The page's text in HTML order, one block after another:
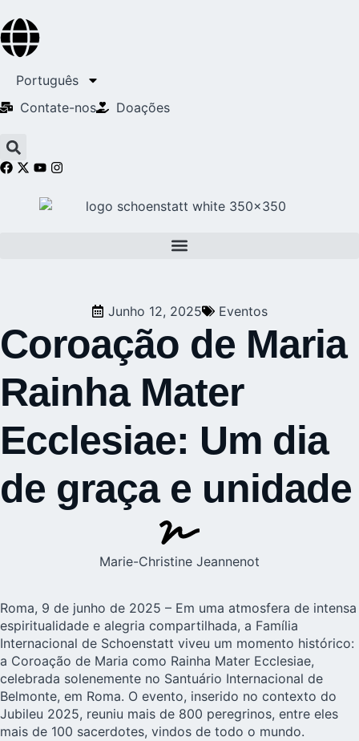
Português
Contate-nos
Doações
Junho 12, 2025 Eventos
Coroação de Maria
Rainha Mater
Ecclesiae: Um dia
de graça e unidade
Marie-Christine Jeannenot
Roma, 9 de junho de 2025 – Em uma atmosfera de intensa
espiritualidade e alegria compartilhada, a Família
Internacional de Schoenstatt viveu um momento histórico:
a Coroação de Maria como Rainha Mater Ecclesiae,
celebrada solenemente no Santuário Internacional de
Belmonte, em Roma. O evento, inserido no contexto do
Jubileu 2025, reuniu mais de 800 peregrinos, entre eles
mais de 100 sacerdotes, vindos de todo o mundo.